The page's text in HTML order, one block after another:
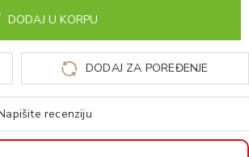
recenziju
DODAJ U KORPU
DODAJ ZA POREĐENJE